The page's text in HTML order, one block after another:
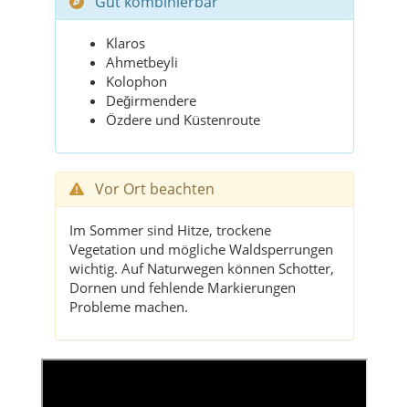
Klaros
Ahmetbeyli
Kolophon
Değirmendere
Özdere und Küstenroute
Vor Ort beachten
Im Sommer sind Hitze, trockene
Vegetation und mögliche Waldsperrungen
wichtig. Auf Naturwegen können Schotter,
Dornen und fehlende Markierungen
Probleme machen.